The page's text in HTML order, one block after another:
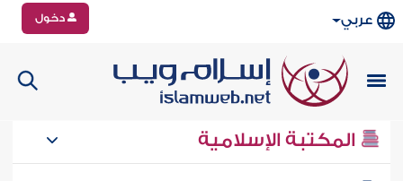
عربي دخول
المكتبة الإسلامية